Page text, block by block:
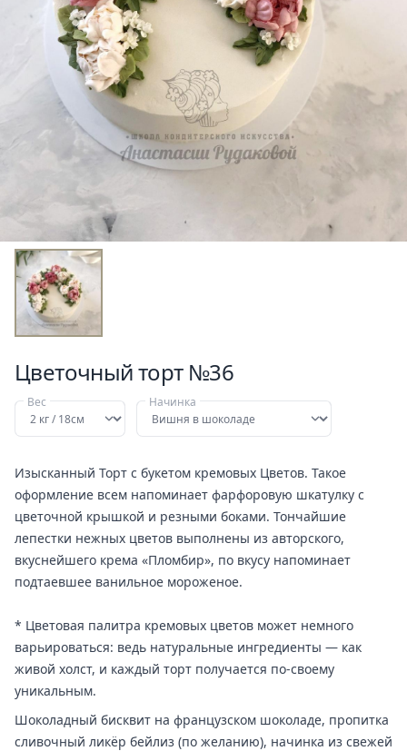
Цветочный торт №36
Вес Начинка
Изысканный Торт с букетом кремовых Цветов. Такое
оформление всем напоминает фарфоровую шкатулку с
цветочной крышкой и резными боками. Тончайшие
лепестки нежных цветов выполнены из авторского,
вкуснейшего крема «Пломбир», по вкусу напоминает
подтаевшее ванильное мороженое.
* Цветовая палитра кремовых цветов может немного
варьироваться: ведь натуральные ингредиенты — как
живой холст, и каждый торт получается по-своему
уникальным.
Шоколадный бисквит на французском шоколаде, пропитка
сливочный ликёр бейлиз (по желанию), начинка из свежей